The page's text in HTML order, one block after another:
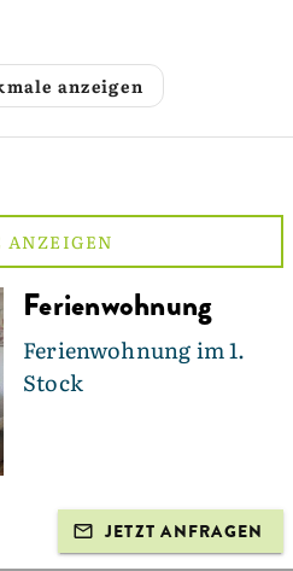
anzeigen
ANZEIGEN
Ferienwohnung
Ferienwohnung im 1.
Stock
JETZT ANFRAGEN